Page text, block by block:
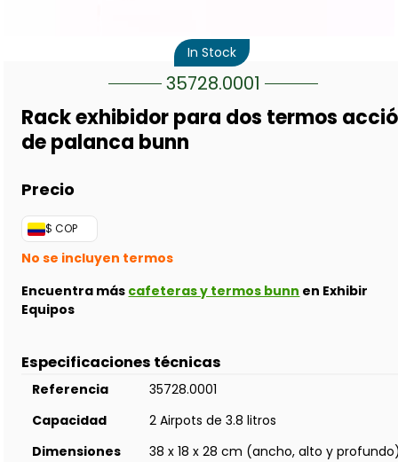
Rack exhibidor para dos termos
de palanca bunn
$ COP
No se incluyen termos
Encuentra más cafeteras y termos bunn en Exhibir
Equipos
In Stock
35728.0001
Especificaciones técnicas
Referencia
35728.0001
Capacidad
2 Airpots de 3.8 litros
Dimensiones
38 x 18 x 28 cm (ancho, alto y